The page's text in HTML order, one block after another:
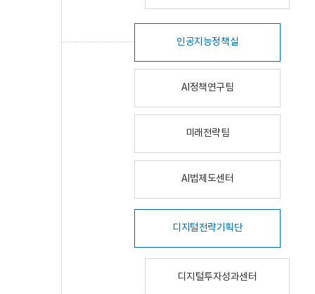
인공지능정책실
AI정책연구팀
미래전략팀
AI법제도센터
디지털전략기획단
디지털투자성과센터